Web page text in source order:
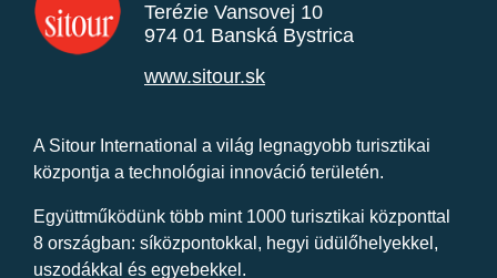
Terézie Vansovej 10
974 01 Banská Bystrica
www.sitour.sk
A Sitour International a világ legnagyobb turisztikai
központja a technológiai innováció területén.
Együttműködünk több mint 1000 turisztikai központtal
8 országban: síközpontokkal, hegyi üdülőhelyekkel,
uszodákkal és egyebekkel.